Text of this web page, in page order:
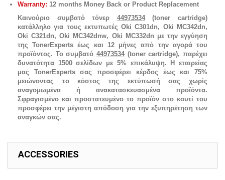
Warranty: 12 months Money Back or Product Replacement
Καινούριο συμβατό τόνερ 44973534(toner cartridge)
κατάλληλο για τους εκτυπωτές Oki C301dn, Oki MC342dn,
Oki C321dn, Oki MC342dnw, Oki MC332dn με την εγγύηση
της TonerExperts έως και 12 μήνες από την αγορά του
προϊόντος. Το συμβατό 44973534 (toner cartridge), παρέχει
δυνατότητα 1500 σελίδων με 5% επικάλυψη. Η εταιρείας
μας TonerExperts σας προσφέρει κέρδος έως και 75%
μειώνοντας το κόστος της εκτύπωσή σας χωρίς
αναγομωμένα ή ανακατασκευασμένα προϊόντα.
Σφραγισμένο και προστατευμένο το προϊόν στο κουτί του
προσφέρει την μέγιστη απόδοση για την εξυπηρέτηση των
αναγκών σας.
ACCESSORIES